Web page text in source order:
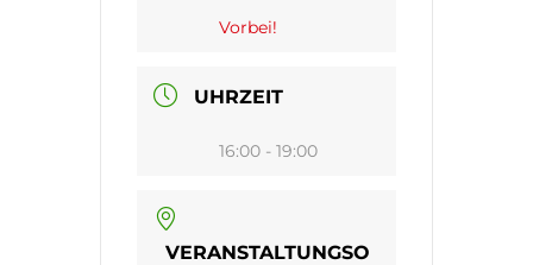
Vorbei!
UHRZEIT
16:00 - 19:00
VERANSTALTUNGSO